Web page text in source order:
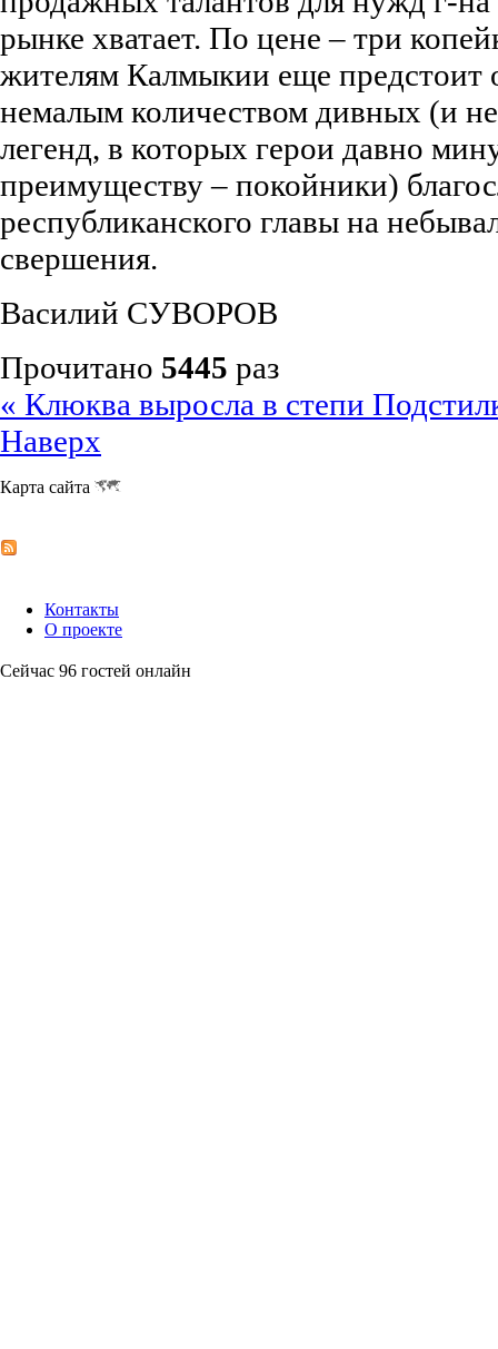
рынке хватает. По цене – три
жителям Калмыкии еще предстоит
немалым количеством дивных (и
легенд, в которых герои давно
преимуществу – покойники)
республиканского главы на
свершения.
Василий СУВОРОВ
Прочитано 5445 раз
« Клюква выросла в степи
Наверх
Карта сайта
Контакты
О проекте
Сейчас 96 гостей онлайн